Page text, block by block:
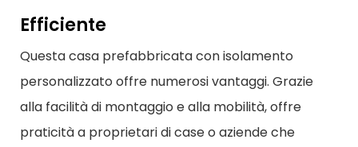
Efficiente
Questa casa prefabbricata con isolamento
personalizzato offre numerosi vantaggi. Grazie
alla facilità di montaggio e alla mobilità, offre
praticità a proprietari di case o aziende che